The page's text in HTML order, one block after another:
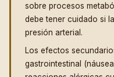
sobre procesos
debe tener cuidado si
presión arterial.
Los efectos
gastrointestinal